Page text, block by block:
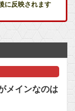
【ラブライブ！】【画像】侑ちゃんとかのんちゃんの仲睦まじい作曲他
艦これ絵師「AIってみんな言うけど違います！証拠はこれです！」→結果……
モノになる
に反映されます
メインなのは